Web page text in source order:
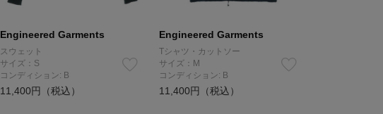
Engineered Garments
スウェット
サイズ：S
コンディション: B
11,400円（税込）
Engineered Garments
Tシャツ・カットソー
サイズ：M
コンディション: B
11,400円（税込）